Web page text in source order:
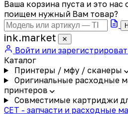
Ваша корзина пуста и это нас
поищем нужный Вам товар?
ink.market ✕
Войти или
Каталог
Принтеры / мфу / сканеры
Оригинальные расходные
принтеров
Совместимые картриджи
CET - запчасти и расходные